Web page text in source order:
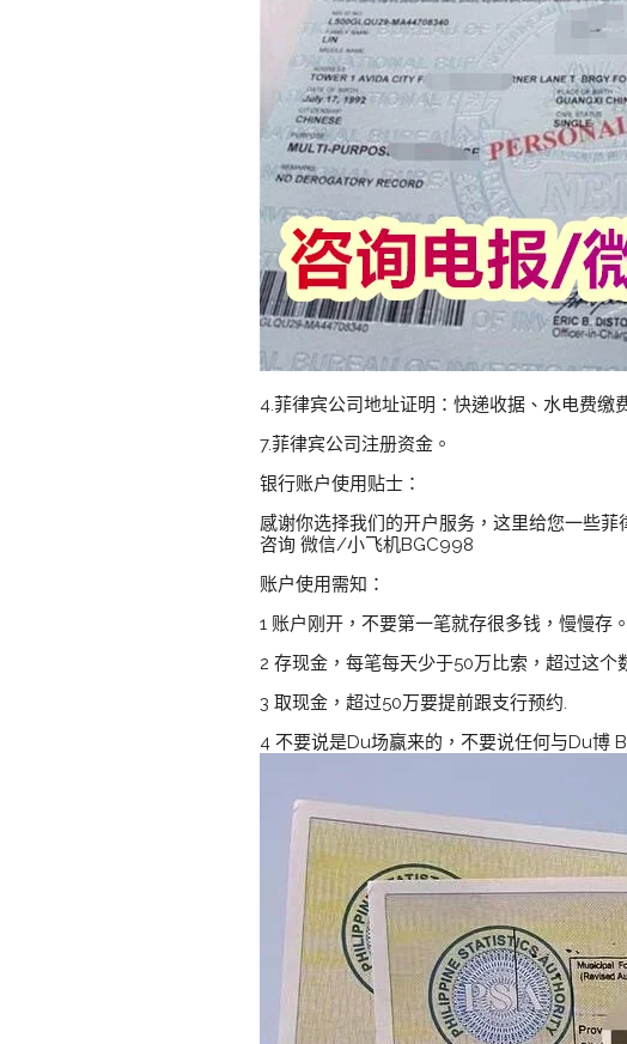
4.菲律宾公司地址证明：快递收据、水电费缴
7.菲律宾公司注册资金。
银行账户使用贴士：
感谢你选择我们的开户服务，这里给您一些
咨询 微信/小飞机BGC998
账户使用需知：
1 账户刚开，不要第一笔就存很多钱，慢慢存。
2 存现金，每笔每天少于50万比索，超过这
3 取现金，超过50万要提前跟支行预约.
4 不要说是Du场赢来的，不要说任何与Du博